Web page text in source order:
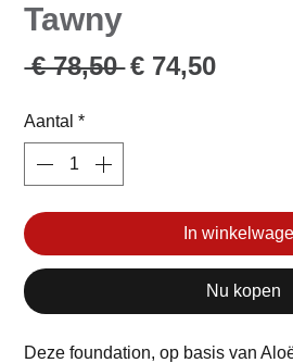
Tawny
€ 78,50 Normale
€ 74,50
Aantal *
In
Nu kopen
Deze foundation, op basis van